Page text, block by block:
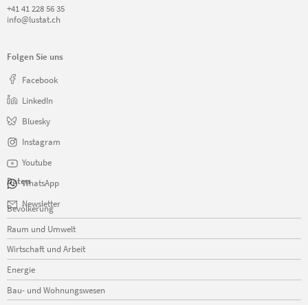
+41 41 228 56 35
info@lustat.ch
Folgen Sie uns
Facebook
LinkedIn
Bluesky
Instagram
Youtube
WhatsApp
Newsletter
Daten
Navigation
überspringen
Bevölkerung
Raum und Umwelt
Wirtschaft und Arbeit
Energie
Bau- und Wohnungswesen